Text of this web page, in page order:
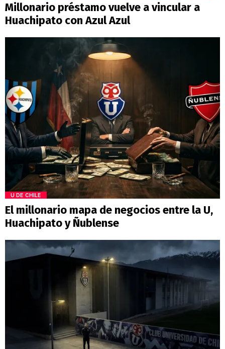
Millonario préstamo vuelve a vincular a
Huachipato con Azul Azul
U DE CHILE
El millonario mapa de negocios entre la U,
Huachipato y Ñublense